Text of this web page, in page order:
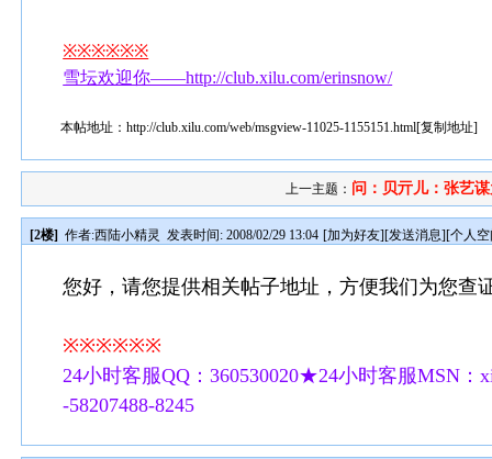
※※※※※※
雪坛欢迎你——http://club.xilu.com/erinsnow/
本帖地址：http://club.xilu.com/web/msgview-11025-1155151.html[复制地址]
上一主题： 问：贝亓儿：张艺
[2楼] 作者:西陆小精灵 发表时间: 2008/02/29 13:04 [加为好友][发送消息][个人
您好，请您提供相关帖子地址，方便我们为您查
※※※※※※
24小时客服QQ：360530020★24小时客服MSN
-58207488-8245